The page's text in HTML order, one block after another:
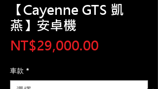
【Cayenne GTS 凱
燕】安卓機
NT$29,000.00
車款 *